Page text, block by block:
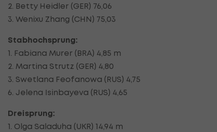
2. Betty Heidler (GER) 76,06
3. Wenixu Zhang (CHN) 75,03
Stabhochsprung:
1. Fabiana Murer (BRA) 4,85 m
2. Martina Strutz (GER) 4,80
3. Swetlana Feofanowa (RUS) 4,75
6. Jelena Isinbayeva (RUS) 4,65
Dreisprung:
1. Olga Saladuha (UKR) 14,94 m